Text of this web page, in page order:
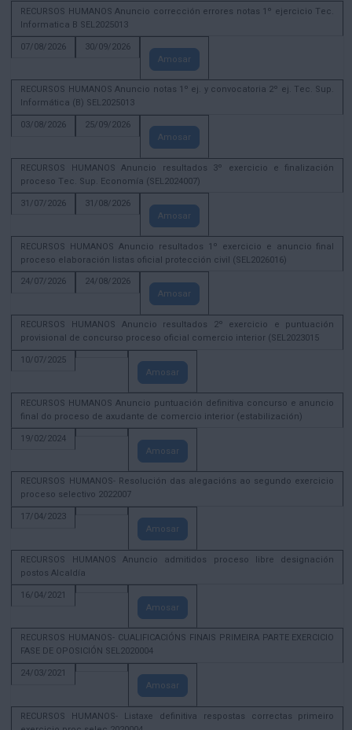
RECURSOS HUMANOS Anuncio corrección errores notas 1º ejercicio Tec.
Informatica B SEL2025013
07/08/2026
30/09/2026
Amosar
RECURSOS HUMANOS Anuncio notas 1º ej. y convocatoria 2º ej. Tec. Sup.
Informática (B) SEL2025013
03/08/2026
25/09/2026
Amosar
RECURSOS HUMANOS Anuncio resultados 3º exercicio e finalización
proceso Tec. Sup. Economía (SEL2024007)
31/07/2026
31/08/2026
Amosar
RECURSOS HUMANOS Anuncio resultados 1º exercicio e anuncio final
proceso elaboración listas oficial protección civil (SEL2026016)
24/07/2026
24/08/2026
Amosar
RECURSOS HUMANOS Anuncio resultados 2º exercicio e puntuación
provisional de concurso proceso oficial comercio interior (SEL2023015
10/07/2025
Amosar
RECURSOS HUMANOS Anuncio puntuación definitiva concurso e anuncio
final do proceso de axudante de comercio interior (estabilización)
19/02/2024
Amosar
RECURSOS HUMANOS- Resolución das alegacións ao segundo exercicio
proceso selectivo 2022007
17/04/2023
Amosar
RECURSOS HUMANOS Anuncio admitidos proceso libre designación
postos Alcaldía
16/04/2021
Amosar
RECURSOS HUMANOS- CUALIFICACIÓNS FINAIS PRIMEIRA PARTE EXERCICIO
FASE DE OPOSICIÓN SEL2020004
24/03/2021
Amosar
RECURSOS HUMANOS- Listaxe definitiva respostas correctas primeiro